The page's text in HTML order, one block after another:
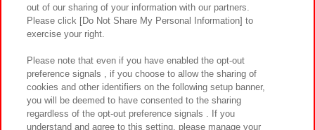
プライバシーポリシー ウェブアクセシビリティ方針と検証結果
お取引先さまとともに
カスタマーハラスメント対応方針 よくあるご質問・お問い合わせ
out of our sharing of your information with our partners.
Please click [Do Not Share My Personal Information] to
exercise your right.
Please note that even if you have enabled the opt-out
preference signals , if you choose to allow the sharing of
cookies and other identifiers on the following setup banner,
you will be deemed to have consented to the sharing
regardless of the opt-out preference signals . If you
understand and agree to this setting, please manage your